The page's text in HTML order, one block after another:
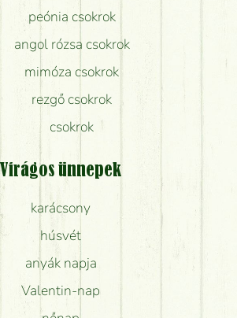
peónia csokrok
angol rózsa csokrok
mimóza csokrok
rezgő csokrok
csokrok
Virágos ünnepek
karácsony
húsvét
anyák napja
Valentin-nap